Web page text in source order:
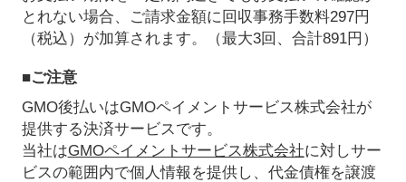
とれない場合、ご請求金額に回収事務手数料297円
（税込）が加算されます。（最大3回、合計891円）
■ご注意
GMO後払いはGMOペイメントサービス株式会社が
提供する決済サービスです。
当社はGMOペイメントサービス株式会社に対しサー
ビスの範囲内で個人情報を提供し、代金債権を譲渡